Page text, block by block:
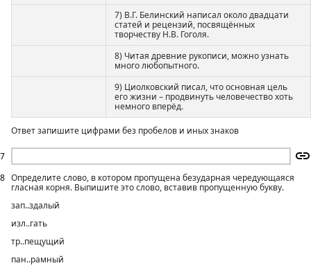
7
7) В.Г. Белинский написал около двадцати
статей и рецензий, посвящённых
творчеству Н.В. Гоголя.
8) Читая древние рукописи, можно узнать
много любопытного.
9) Циолковский писал, что основная цель
его жизни – продвинуть человечество хоть
немного вперёд.
Ответ запишите цифрами без пробелов и иных знаков
8 Определите слово, в котором пропущена безударная чередующаяся
гласная корня. Выпишите это слово, вставив пропущенную букву.
зап..здалый
изл..гать
тр..пещущий
пан..рамный